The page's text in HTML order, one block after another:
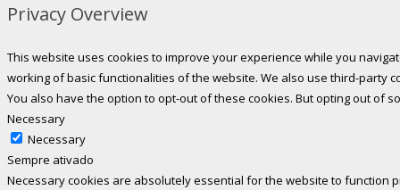
Privacy Overview
This website uses cookies to improve your experience while you
working of basic functionalities of the website. We also use third-party
You also have the option to opt-out of these cookies. But opting out of
Necessary
Necessary
Sempre ativado
Necessary cookies are absolutely essential for the website to